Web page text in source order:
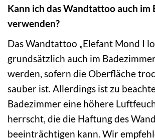
Kann ich das Wandtattoo auch im
verwenden?
Das Wandtattoo „Elefant Mond I
grundsätzlich auch im
werden, sofern die Oberfläche
sauber ist. Allerdings ist zu
Badezimmer eine höhere
herrscht, die die Haftung des
beeinträchtigen kann. Wir